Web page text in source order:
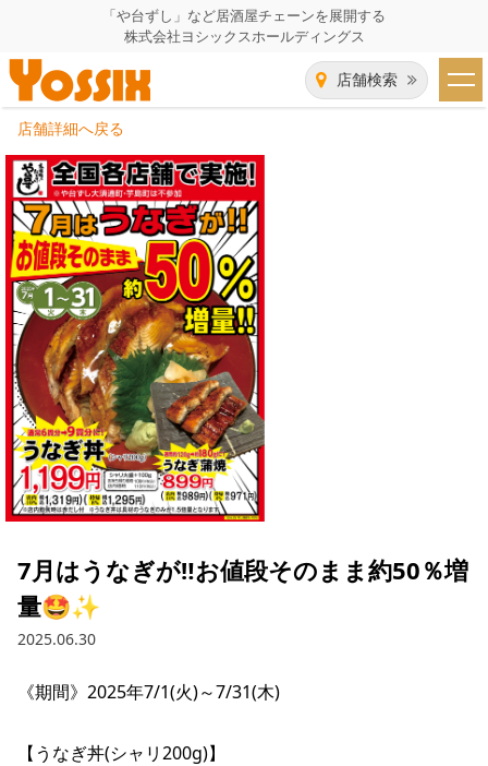
「や台ずし」など居酒屋チェーンを展開する
株式会社ヨシックスホールディングス
店舗検索
HOME
企業情報
企業情報トップ
代表者あいさつ
グループ会社
会社概要
沿革
経営陣
所在地
事業一覧
飲食事業紹介
飲食事業紹介トップ
や台ずし
ニパチ
これや
焼とりてっぱん
IR（株主・投資家）情報
IR情報トップ
会長メッセージ
コーポレートガバナンス
財務情報
業績推移
株式情報
採用情報
採用情報トップ
パート・アルバイト
店舗物件・店舗施工管理業者の募集
お問い合わせ
お問い合わせトップ
このサイトについて
プライバシーポリシー
リンク集
店舗詳細へ戻る
7月はうなぎが‼️お値段そのまま約50％増
量🤩✨
2025.06.30
《期間》2025年7/1(火)～7/31(木)
【うなぎ丼(シャリ200g)】